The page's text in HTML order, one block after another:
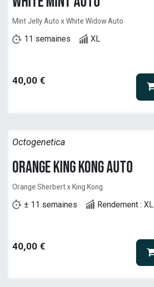
Mint Jelly Auto x White Widow Auto
11 semaines XL
40,00 €
Octogenetica
Orange King Kong Auto
Orange Sherbert x King Kong
± 11 semaines Rendement : XL
40,00 €